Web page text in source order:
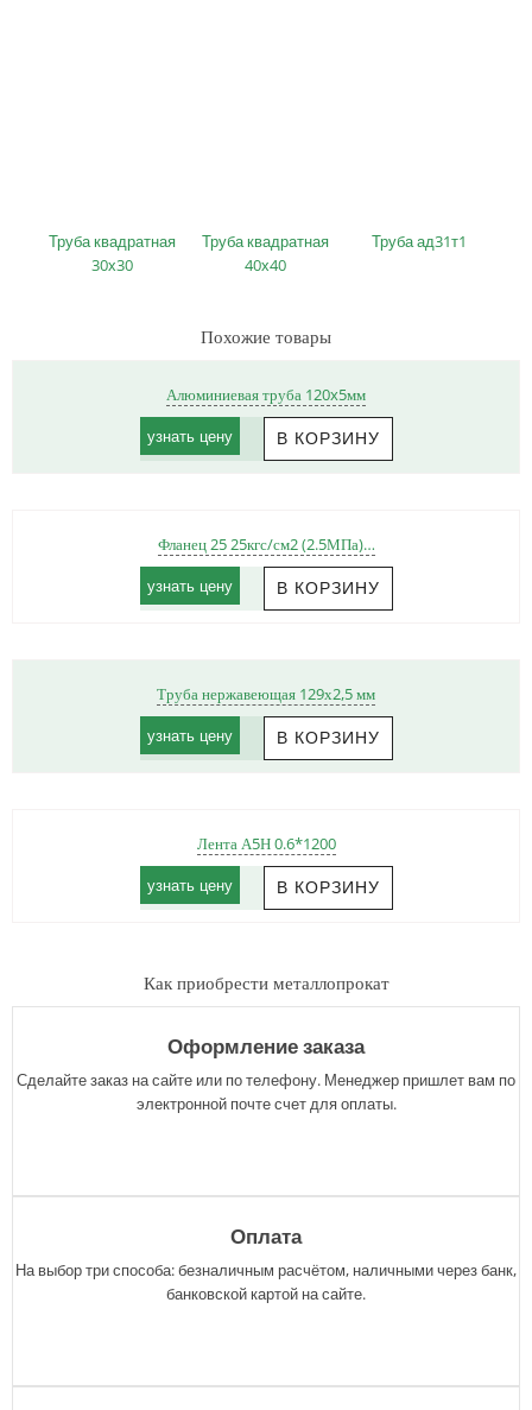
Труба квадратная
30х30
Труба квадратная
40х40
Труба ад31т1
Похожие товары
Алюминиевая труба 120x5мм
узнать цену
Фланец 25 25кгс/см2 (2.5МПа)…
узнать цену
Труба нержавеющая 129х2,5 мм
узнать цену
Лента А5Н 0.6*1200
узнать цену
Как приобрести металлопрокат
Оформление заказа
Сделайте заказ на сайте или по телефону. Менеджер пришлет вам по
электронной почте счет для оплаты.
Оплата
На выбор три способа: безналичным расчётом, наличными через банк,
банковской картой на сайте.